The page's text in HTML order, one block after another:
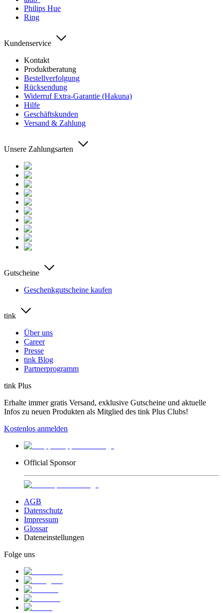
Philips Hue
Ring
Kundenservice
Kontakt
Produktberatung
Bestellverfolgung
Rücksendung
Widerruf Extra-Garantie (Hakuna)
Hilfe
Geschäftskunden
Versand & Zahlung
Unsere Zahlungsarten
Gutscheine
Geschenkgutscheine kaufen
tink
Über uns
Career
Presse
tink Blog
Partnerprogramm
tink Plus
Erhalte immer gratis Versand, exklusive Gutscheine und aktuelle
Infos zu neuen Produkten als Mitglied des tink Plus Clubs!
Kostenlos anmelden
Official Sponsor
AGB
Datenschutz
Impressum
Glossar
Dateneinstellungen
Folge uns